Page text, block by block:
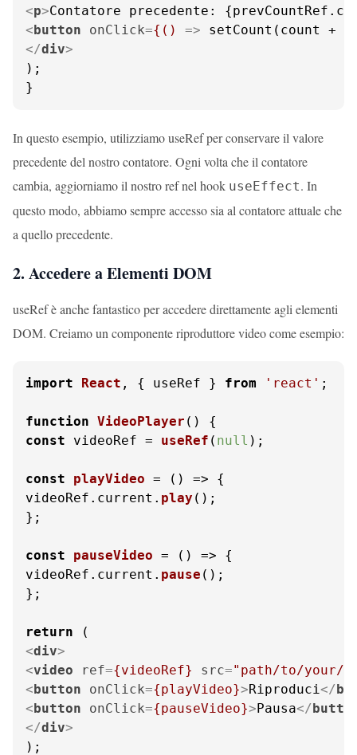
<p>Contatore precedente:
<button onClick={() => setCount(count +
</div>
);
}
In questo esempio, utilizziamo useRef per conservare il valore
precedente del nostro contatore. Ogni volta che il contatore
cambia, aggiorniamo il nostro ref nel hook useEffect. In
questo modo, abbiamo sempre accesso sia al contatore attuale che
a quello precedente.
2. Accedere a Elementi DOM
useRef è anche fantastico per accedere direttamente agli elementi
DOM. Creiamo un componente riproduttore video come esempio:
import React , { useRef } from 'react' ;
function VideoPlayer (
const videoRef = useRef ( null );
const playVideo = ( ) => {
videoRef. current . play ();
};
const pauseVideo = ( ) => {
videoRef. current . pause ();
};
return
<div>
<video ref={videoRef} src="path/to/your/
<button onClick={playVideo}>Riproduci</
<button onClick={pauseVideo}>Pausa</
</div>
);